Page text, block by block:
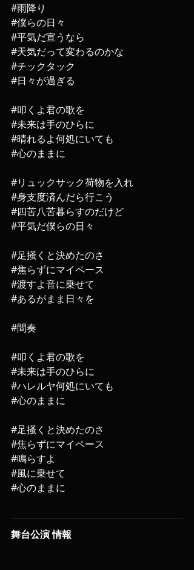
#雨降り
#僕らの日々
#平気だ宣うなら
#天気だって変わるのかな
#チックタック
#日々が過ぎる
#叩くよ君の歌を
#未来は手のひらに
#晴れるよ何処にいても
#心のままに
#リュックサック荷物を入れ
#身支度済んだら行こう
#四苦八苦暮らすのだけど
#平気だ僕らの日々
#足掻くと決めたのさ
#焦らずにマイペース
#渡すよ音に乗せて
#あるがまま日々を
#間奏
#叩くよ君の歌を
#未来は手のひらに
#ハレルヤ何処にいても
#心のままに
#足掻くと決めたのさ
#焦らずにマイペース
#鳴らすよ
#風に乗せて
#心のままに
舞台公演 情報